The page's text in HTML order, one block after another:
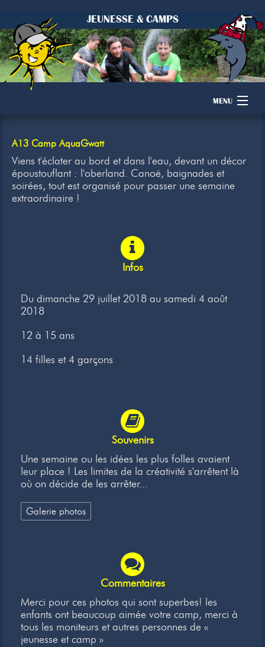
JEUNESSE & CAMPS
MENU
Camps
Dons
Inscription
Newsletter
Liens
A13 Camp AquaGwatt
Viens t'éclater au bord et dans l'eau, devant un décor
époustouflant : l'oberland. Canoë, baignades et
soirées, tout est organisé pour passer une semaine
extraordinaire !
Infos
Du dimanche 29 juillet 2018 au samedi 4 août
2018
12 à 15 ans
14 filles et 4 garçons
Souvenirs
Une semaine ou les idées les plus folles avaient
leur place ! Les limites de la créativité s'arrêtent là
où on décide de les arrêter...
Galerie photos
Commentaires
Merci pour ces photos qui sont superbes! les
enfants ont beaucoup aimée votre camp, merci à
tous les moniteurs et autres personnes de «
jeunesse et camp »